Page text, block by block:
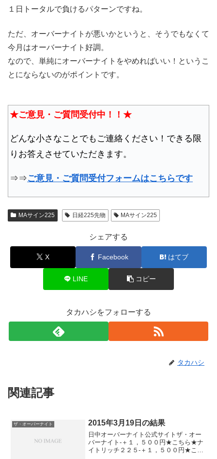
１日トータルで負けるパターンですね。
ただ、オーバーナイトが悪いかというと、そうでもなくて
今月はオーバーナイト好調。
なので、単純にオーバーナイトをやめればいい！というこ
とにならないのがポイントです。
★ご意見・ご質問受付中！！★
どんな小さなことでもご連絡ください！できる限
りお答えさせていただきます。
⇒⇒ご意見・ご質問受付フォームはこちらです
MAサイン225 日経225先物 MAサイン225
シェアする
X Facebook はてブ
LINE コピー
タカハシをフォローする
タカハシ
関連記事
ザ・オーバーナイト 2015年3月19日の結果
日中オーバーナイト公式サイトザ・オー
バーナイト-＋１，５００円★こちら★ナ
イトリッチ２２５-＋１，５００円★こち